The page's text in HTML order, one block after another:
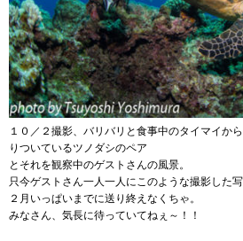
１０／２撮影、バリバリと食事中のタイマイか
りついているツノダシのペア
とそれを観察中のゲストさんの風景。
只今ゲストさん一人一人にこのような撮影した写
２月いっぱいまでに送り終えなくちゃ。
みなさん、気長に待っていてねぇ～！！